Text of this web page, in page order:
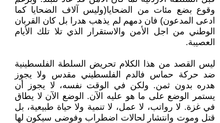
وقوع بضع مئات من الضحايا(وليس آلاف الضحايا كما
ادعى المدعون) فان دمهم لم يذهب هدرا بل كان القربان
الوطني من اجل الأمن والاستقرار الذي تلا تلك الأيام
العصيبة.
ليس القصد من هذا الكلام تحريض السلطة الفلسطينية
ضد حركة حماس فالدم الفلسطيني مقدس ولا يجوز
هدره بدون ثمن. ولكن في الوقت نفسه، لا يجوز أن
يستمر الوضع على ما هو عليه الآن. الوضع الآن لا يطاق
في غزة. لا رواتب، لا عمل، لا تنمية ولا حياة طبيعية، بل
قتل وموت وانتشار لحالات اضطراب وفوضى سيكون لها